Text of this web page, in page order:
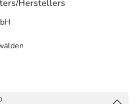
Herstellers